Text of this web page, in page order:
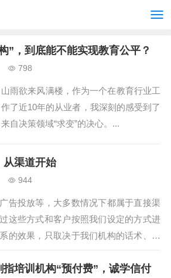
”，到底能不能实现教育公平？
798
山雨欲来风满楼，作为一个在教育行业工
作了近10年的从业者，我深刻的感受到了
来自决策领域“求变”的决心。...
从渠道开始
944
告投放等，大多数情况下都属于直接渠
这些方式和客户按照我们设定的方式进
的效果，只取决于我们机构的话术、广
的自然反应。...
培训机构“预付费”，诚学信付